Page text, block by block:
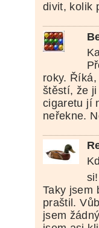
divit, kolik
roky.
štěstí, že
cigaretu jí
neřekne.
Taky jsem
praštil.
jsem